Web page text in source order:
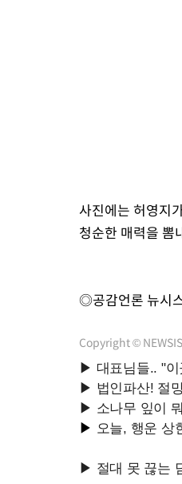
사진에는 허영지
청순한 매력을 뽐
◎공감언론 뉴시
Copyright ©